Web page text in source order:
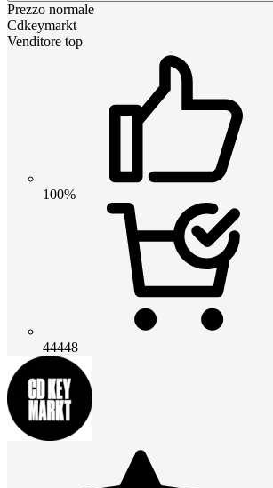
Prezzo normale
Cdkeymarkt
Venditore top
100%
44448